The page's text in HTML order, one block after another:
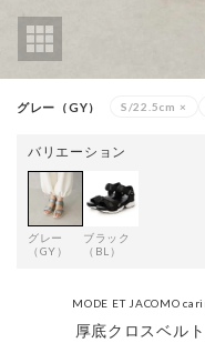
グレー（GY） S/22.5cm ×
バリエーション
グレー
（GY）
ブラック
（BL）
MODE ET JACOMO
厚底クロスベル